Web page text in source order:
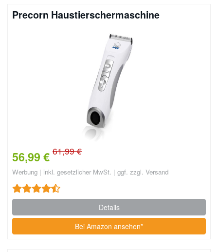
Precorn Haustierschermaschine
56,99 € 61,99 €
Werbung | inkl. gesetzlicher MwSt. | ggf. zzgl. Versand
Details
Bei Amazon ansehen*